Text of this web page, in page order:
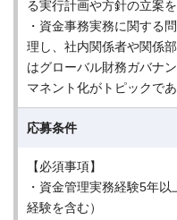
る実行計画や方針の立案を
・資金事務実務に関する
理し、社内関係者や関係
はグローバル財務ガバナ
マネント化がトピックであ
応募条件
【必須事項】
・資金管理実務経験5年
経験を含む）